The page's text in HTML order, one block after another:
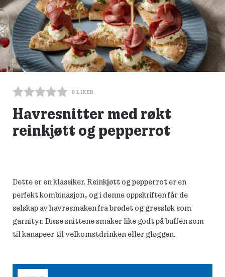
0 LIKER
Havresnitter med røkt
reinkjøtt og pepperrot
Dette er en klassiker. Reinkjøtt og pepperrot er en
perfekt kombinasjon, og i denne oppskriften får de
selskap av havresmaken fra brødet og gressløk som
garnityr. Disse snittene smaker like godt på buffén som
til kanapeer til velkomstdrinken eller gløggen.